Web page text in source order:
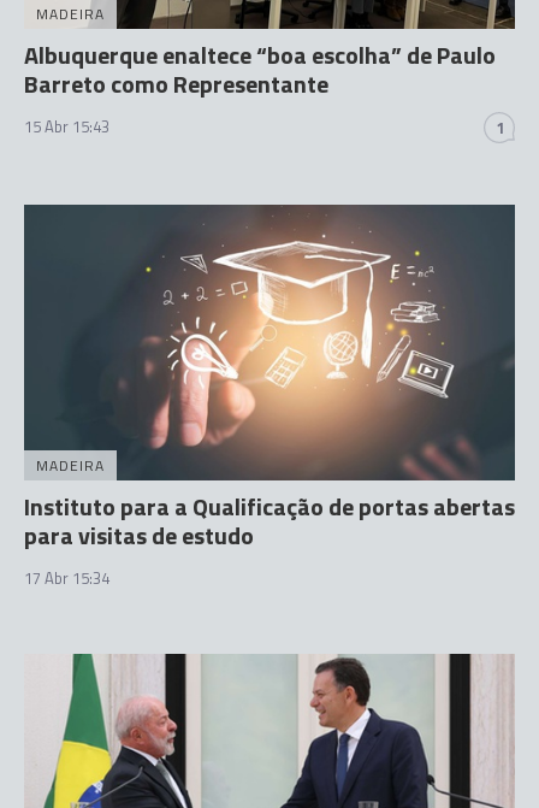
MADEIRA
Albuquerque enaltece “boa escolha” de Paulo
Barreto como Representante
15 Abr 15:43 1
MADEIRA
Instituto para a Qualificação de portas abertas
para visitas de estudo
17 Abr 15:34